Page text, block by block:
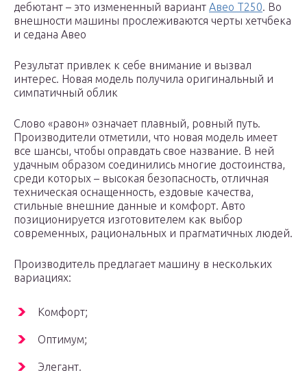
дебютант – это измененный вариант Авео Т250. Во
внешности машины прослеживаются черты хетчбека
и седана Авео
Результат привлек к себе внимание и вызвал
интерес. Новая модель получила оригинальный и
симпатичный облик
Слово «равон» означает плавный, ровный путь.
Производители отметили, что новая модель имеет
все шансы, чтобы оправдать свое название. В ней
удачным образом соединились многие достоинства,
среди которых – высокая безопасность, отличная
техническая оснащенность, ездовые качества,
стильные внешние данные и комфорт. Авто
позиционируется изготовителем как выбор
современных, рациональных и прагматичных людей.
Производитель предлагает машину в нескольких
вариациях:
Комфорт;
Оптимум;
Элегант.